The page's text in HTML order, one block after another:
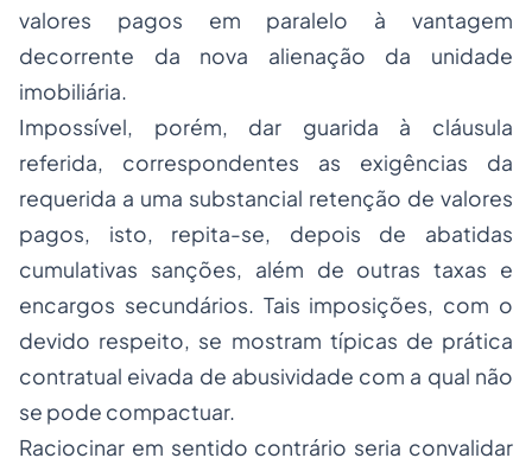
valores pagos em paralelo à vantagem
decorrente da nova alienação da unidade
imobiliária.
Impossível, porém, dar guarida à cláusula
referida, correspondentes as exigências da
requerida a uma substancial retenção de valores
pagos, isto, repita-se, depois de abatidas
cumulativas sanções, além de outras taxas e
encargos secundários. Tais imposições, com o
devido respeito, se mostram típicas de prática
contratual eivada de abusividade com a qual não
se pode compactuar.
Raciocinar em sentido contrário seria convalidar